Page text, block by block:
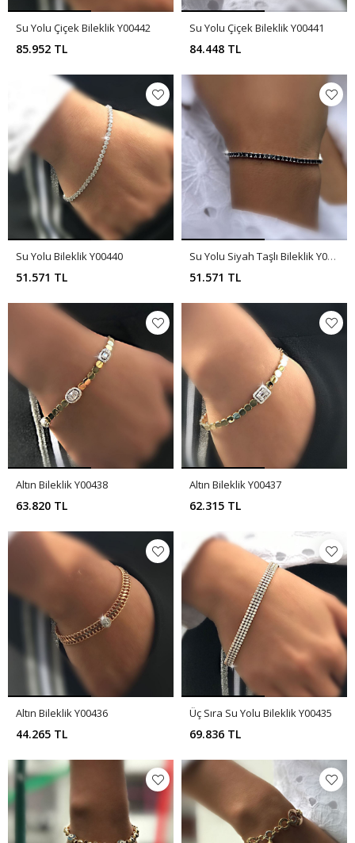
Su Yolu Çiçek Bileklik Y00442
85.952 TL
Su Yolu Çiçek Bileklik Y00441
84.448 TL
Su Yolu Bileklik Y00440
51.571 TL
Su Yolu Siyah Taşlı Bileklik Y00439
51.571 TL
Altın Bileklik Y00438
63.820 TL
Altın Bileklik Y00437
62.315 TL
Altın Bileklik Y00436
44.265 TL
Üç Sıra Su Yolu Bileklik Y00435
69.836 TL